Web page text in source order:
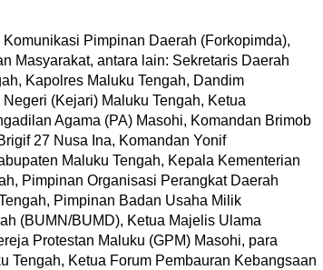
Pimpinan Daerah (Forkopimda),
Masyarakat, antara lain: Sekretaris Daerah
Kapolres Maluku Tengah, Dandim
(Kejari) Maluku Tengah, Ketua
Agama (PA) Masohi, Komandan Brimob
27 Nusa Ina, Komandan Yonif
Maluku Tengah, Kepala Kementerian
Pimpinan Organisasi Perangkat Daerah
Pimpinan Badan Usaha Milik
(BUMN/BUMD), Ketua Majelis Ulama
Protestan Maluku (GPM) Masohi, para
Tengah, Ketua Forum Pembauran Kebangsaan